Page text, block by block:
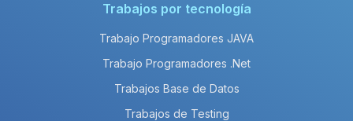
Trabajos por tecnología
Trabajo Programadores JAVA
Trabajo Programadores .Net
Trabajos Base de Datos
Trabajos de Testing